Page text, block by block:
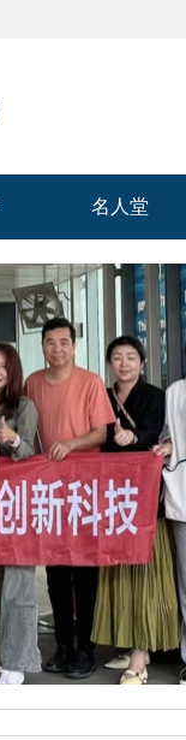
名人堂
名人堂